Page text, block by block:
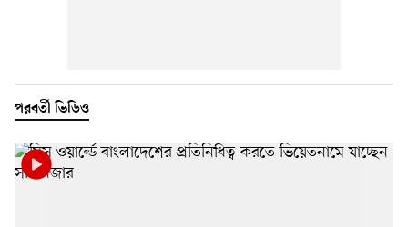
পরবর্তী ভিডিও